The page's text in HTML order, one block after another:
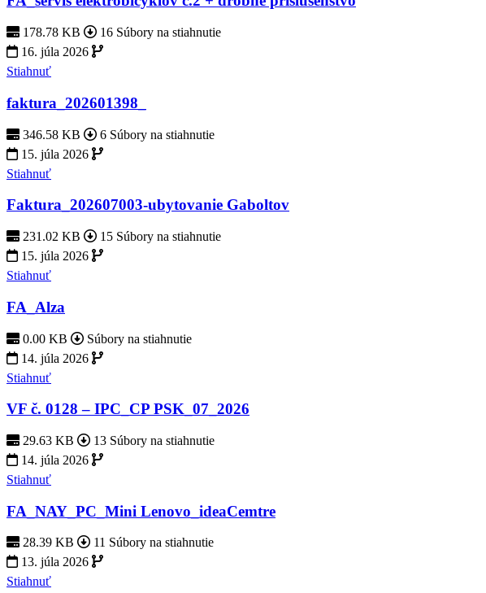
178.78 KB
16 Súbory na stiahnutie
16. júla 2026
Stiahnuť
faktura_202601398_
346.58 KB
6 Súbory na stiahnutie
15. júla 2026
Stiahnuť
Faktura_202607003-ubytovanie Gaboltov
231.02 KB
15 Súbory na stiahnutie
15. júla 2026
Stiahnuť
FA_Alza
0.00 KB
Súbory na stiahnutie
14. júla 2026
Stiahnuť
VF č. 0128 – IPC_CP PSK_07_2026
29.63 KB
13 Súbory na stiahnutie
14. júla 2026
Stiahnuť
FA_NAY_PC_Mini Lenovo_ideaCemtre
28.39 KB
11 Súbory na stiahnutie
13. júla 2026
Stiahnuť